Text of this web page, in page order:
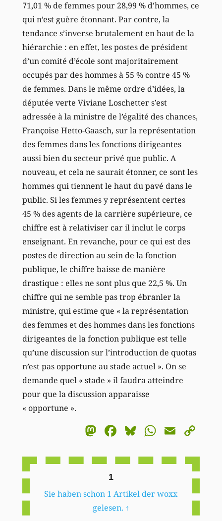
71,01 % de femmes pour 28,99 % d’hommes, ce
qui n’est guère étonnant. Par contre, la
tendance s’inverse brutalement en haut de la
hiérarchie : en effet, les postes de président
d’un comité d’école sont majoritairement
occupés par des hommes à 55 % contre 45 %
de femmes. Dans le même ordre d’idées, la
députée verte Viviane Loschetter s’est
adressée à la ministre de l’égalité des chances,
Françoise Hetto-Gaasch, sur la représentation
des femmes dans les fonctions dirigeantes
aussi bien du secteur privé que public. A
nouveau, et cela ne saurait étonner, ce sont les
hommes qui tiennent le haut du pavé dans le
public. Si les femmes y représentent certes
45 % des agents de la carrière supérieure, ce
chiffre est à relativiser car il inclut le corps
enseignant. En revanche, pour ce qui est des
postes de direction au sein de la fonction
publique, le chiffre baisse de manière
drastique : elles ne sont plus que 22,5 %. Un
chiffre qui ne semble pas trop ébranler la
ministre, qui estime que « la représentation
des femmes et des hommes dans les fonctions
dirigeantes de la fonction publique est telle
qu’une discussion sur l’introduction de quotas
n’est pas opportune au stade actuel ». On se
demande quel « stade » il faudra atteindre
pour que la discussion apparaisse
« opportune ».
Mastodon
Facebook
BlueskyEmail
1
Sie haben schon 1 Artikel der woxx
gelesen. ↑